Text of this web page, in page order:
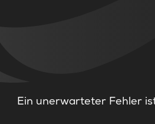
Ein unerwarteter Fehler